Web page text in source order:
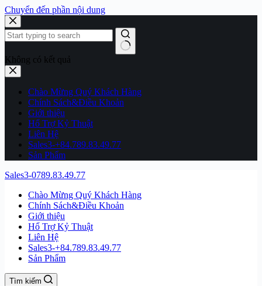
Chuyển đến phần nội dung
Không có kết quả
Chào Mừng Quý Khách Hàng
Chính Sách&Điều Khoản
Giới thiệu
Hổ Trợ Kỷ Thuật
Liên Hệ
Sales3-+84.789.83.49.77
Sản Phẩm
Sales3-0789.83.49.77
Chào Mừng Quý Khách Hàng
Chính Sách&Điều Khoản
Giới thiệu
Hổ Trợ Kỷ Thuật
Liên Hệ
Sales3-+84.789.83.49.77
Sản Phẩm
Tìm kiếm